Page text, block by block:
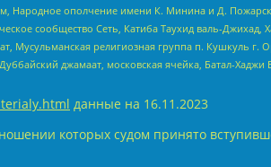
Народное ополчение имени К. Минина и Д.
сообщество Сеть, Катиба Таухид валь-
Мусульманская религиозная группа п. Кушкуль
джамаат, московская ячейка, Батал-
данные на 16.11.2023
которых судом принято